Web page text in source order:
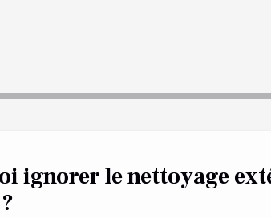
ignorer le nettoyage